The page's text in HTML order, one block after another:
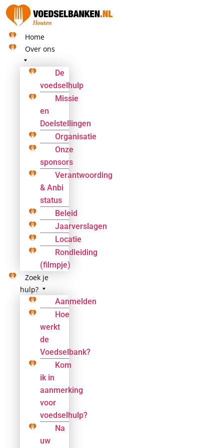
Ga
naar
de
inhoud
Home
Over ons
De
voedselhulp
Missie
en
Doelstellingen
Organisatie
Onze
sponsors
Verantwoording
& Anbi
status
Beleid
Jaarverslagen
Locatie
Rondleiding
(filmpje)
Zoek je
hulp?
Aanmelden
Hoe
werkt
de
Voedselbank?
Kom
ik in
aanmerking
voor
voedselhulp?
Na
uw